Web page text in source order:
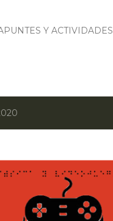
Y ACTIVIDADES